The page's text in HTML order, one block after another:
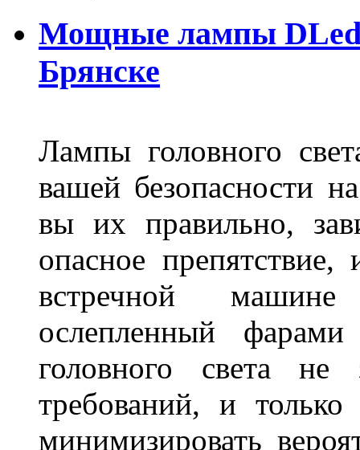
Мощные лампы DLed
Брянске
Лампы головного
вашей безопасности
вы их правильно,
опасное
встречной машине
ослепленный
головного света
требований, и
минимизировать